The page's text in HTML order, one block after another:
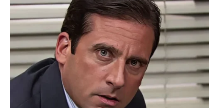
прийняти рішення. Я не можу більше чекати, бо відчуваю,
що ми з тобою просто перетворюємося на сусідів, які
сваряться через безсоння і розкидані речі.
Він встав, поцілував мене в щоку і пішов до іншої кімнати.
Я залишилася сидіти з тими папірцями.